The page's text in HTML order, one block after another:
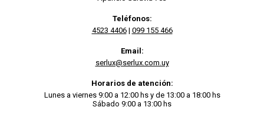
Teléfonos:
4523 4406| 099 155 466
Email:
serlux@serlux.com.uy
Horarios de atención:
Lunes a viernes 9:00 a 12:00 hs y de 13:00 a 18:00 hs
Sábado 9:00 a 13:00 hs